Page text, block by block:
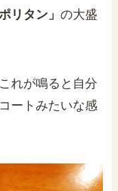
ポリタン」の大盛
れが鳴ると自分
ートみたいな感